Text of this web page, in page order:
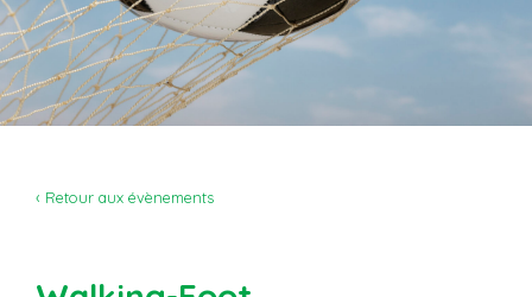
‹ Retour aux évènements